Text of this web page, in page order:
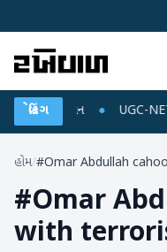
બ્રેકિંગ
ડેટા પ્લાન ● UGC-NET
હોમ/#Omar Abdullah
#Omar
with